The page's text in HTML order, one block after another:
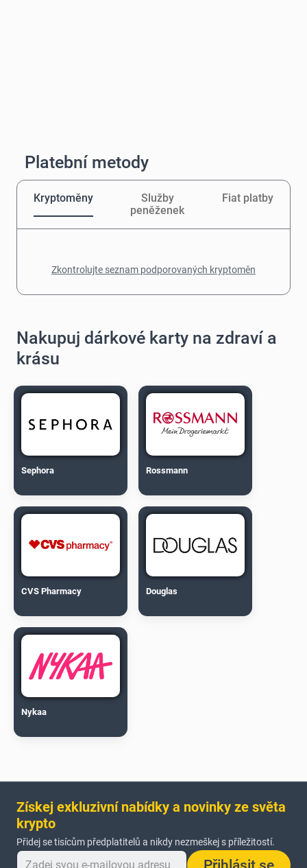
Platební metody
Kryptoměny
Služby
peněženek
Fiat platby
Zkontrolujte seznam podporovaných kryptoměn
Nakupuj dárkové karty na zdraví a
krásu
Sephora Rossmann
CVS Pharmacy Douglas
Nykaa
Získej exkluzivní nabídky a novinky ze světa
krypto
Přidej se tisícům předplatitelů a nikdy nezmeškej s příležitostí.